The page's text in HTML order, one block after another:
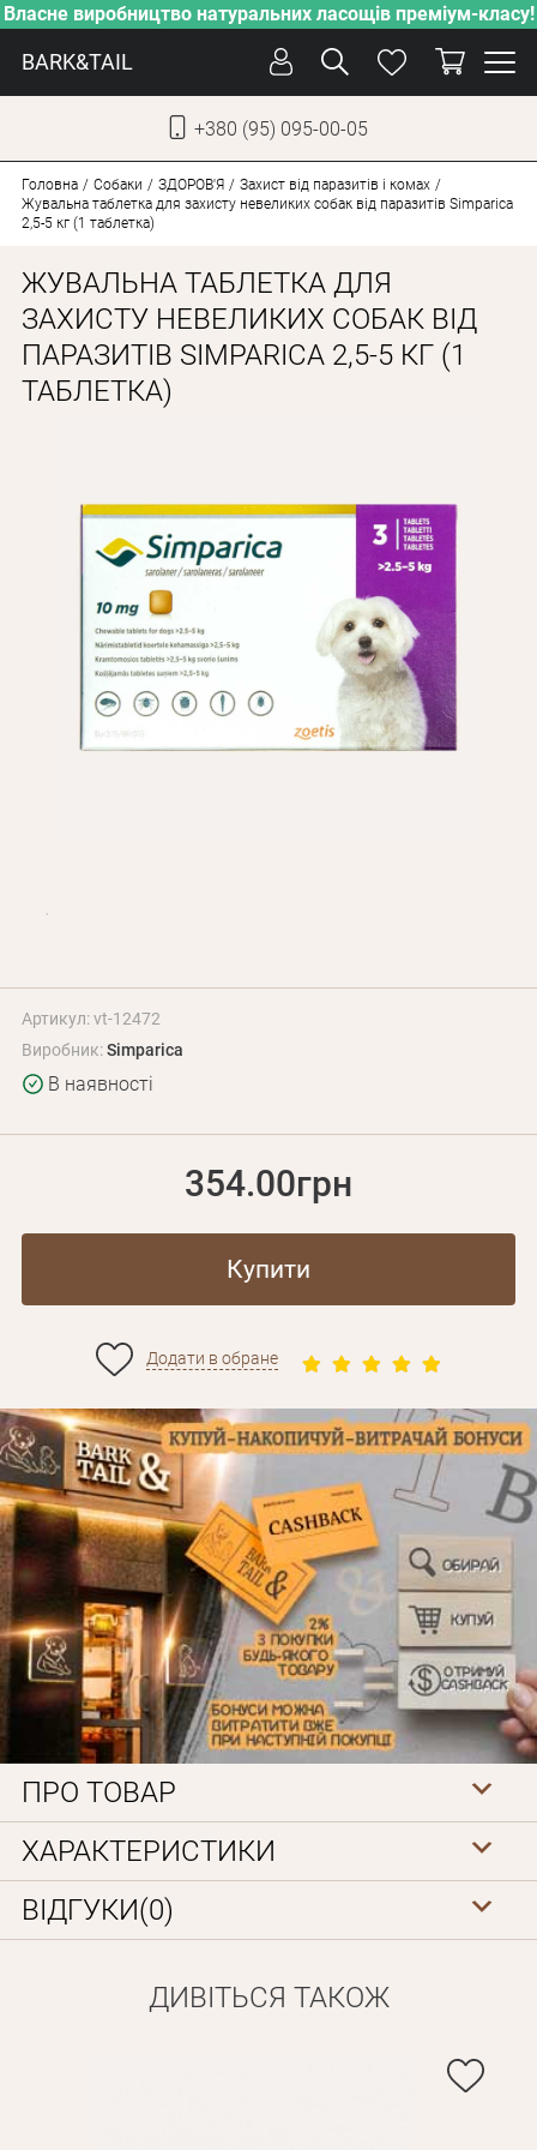
Власне виробництво натуральних ласощів преміум-класу!
BARK&TAIL
+380 (95) 095-00-05
ПІКЛУВАННЯ
ВІД СПЕКИ
ВЛАСНЕ ВИРОБНИЦТВО
Оплата і доставка
Програма лояльності
Оптовим клієнтам
Контакти
Головна Собаки ЗДОРОВ'Я
Захист від паразитів і комах
Жувальна таблетка для захисту невеликих собак від паразитів Simparica
2,5-5 кг (1 таблетка)
ЖУВАЛЬНА ТАБЛЕТКА ДЛЯ
ЗАХИСТУ НЕВЕЛИКИХ СОБАК ВІД
ПАРАЗИТІВ SIMPARICA 2,5-5 КГ (1
ТАБЛЕТКА)
Артикул: vt-12472
Виробник:Simparica
В наявності
354.00грн
Купити
Додати в обране
ПРО ТОВАР
ХАРАКТЕРИСТИКИ
ВІДГУКИ(0)
ДИВІТЬСЯ ТАКОЖ
Особисті дані